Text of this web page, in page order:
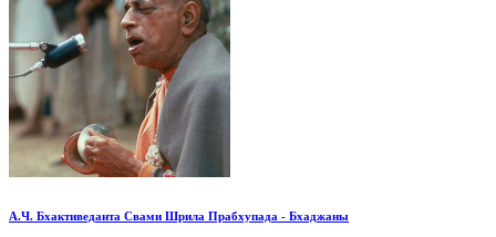
А.Ч. Бхактиведанта Свами Шрила Прабхупада - Бхаджаны